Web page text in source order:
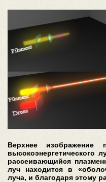
Верхнее изображение
высокоэнергетического
рассеивающийся
луч находится в
луча, и благодаря этому